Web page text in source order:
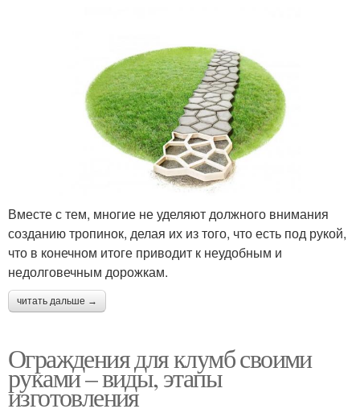
Вместе с тем, многие не уделяют должного внимания
созданию тропинок, делая их из того, что есть под рукой,
что в конечном итоге приводит к неудобным и
недолговечным дорожкам.
читать дальше →
Ограждения для клумб своими
руками – виды, этапы
изготовления